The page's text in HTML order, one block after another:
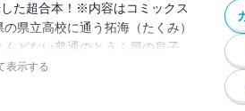
した超合本！※内容はコミックス
県立高校に通う拓海（たくみ）
どない普通のとうふ屋の息子。
）と共に、バイト先の先輩であ
表示する